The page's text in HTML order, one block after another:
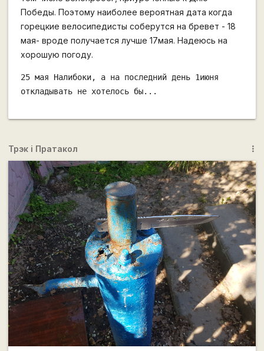
Победы. Поэтому наиболее вероятная дата когда
горецкие велосипедисты соберутся на бревет - 18
мая- вроде получается лучше 17мая. Надеюсь на
хорошую погоду.
25 мая Налибоки, а на последний день 1июня
откладывать не хотелось бы...
Трэк і Пратакол more_vert